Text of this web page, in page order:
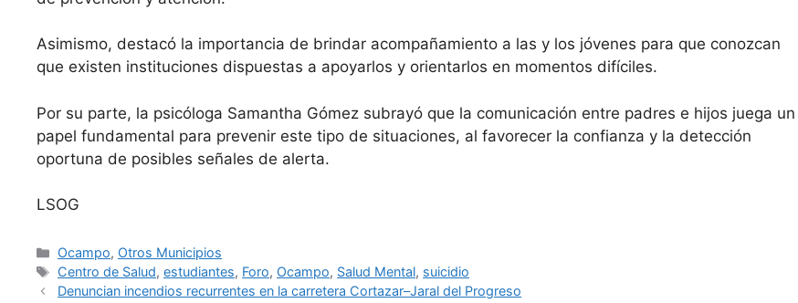
Asimismo, destacó la importancia de brindar acompañamiento a las y los jóvenes para que conozcan
que existen instituciones dispuestas a apoyarlos y orientarlos en momentos difíciles.
Por su parte, la psicóloga Samantha Gómez subrayó que la comunicación entre padres e hijos juega un
papel fundamental para prevenir este tipo de situaciones, al favorecer la confianza y la detección
oportuna de posibles señales de alerta.
LSOG
Categorías
Ocampo, Otros Municipios
Etiquetas
Centro de Salud,estudiantes, Foro, Ocampo, Salud Mental, suicidio
Denuncian incendios recurrentes en la carretera Cortazar–Jaral del Progreso